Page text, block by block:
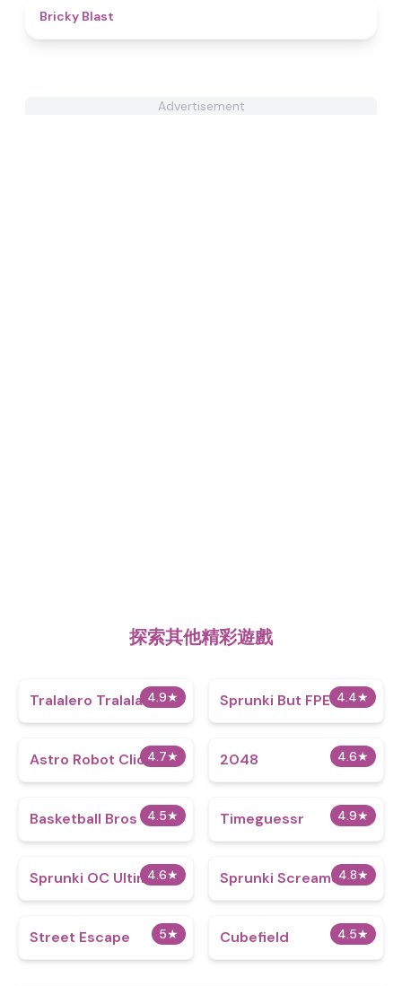
Bricky Blast
Advertisement
探索其他精彩遊戲
4.9★
Tralalero Tralala 4.4★
Sprunki But FPE
4.7★
Astro Robot Clicker 4.6★
2048
4.5★
Basketball Bros 4.9★
Timeguessr
4.6★
Sprunki OC Ultimate 4.8★
Sprunki Screamers
5★
Street Escape 4.5★
Cubefield